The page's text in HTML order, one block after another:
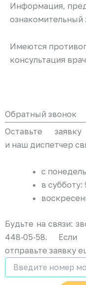
Информация,
ознакомительный
Имеются
консультация
Обратный звонок
Оставьте
и наш диспетчер
с
в субботу:
Будьте на связи:
448‑05‑58.
отправьте заявку